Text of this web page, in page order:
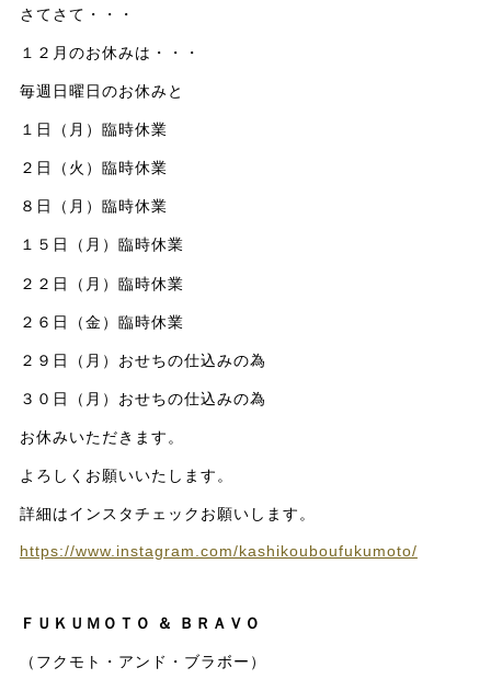
さてさて・・・
１２月のお休みは・・・
毎週日曜日のお休みと
１日（月）臨時休業
２日（火）臨時休業
８日（月）臨時休業
１５日（月）臨時休業
２２日（月）臨時休業
２６日（金）臨時休業
２９日（月）おせちの仕込みの為
３０日（月）おせちの仕込みの為
お休みいただきます。
よろしくお願いいたします。
詳細はインスタチェックお願いします。
https://www.instagram.com/kashikouboufukumoto/
ＦＵＫＵＭＯＴＯ ＆ ＢＲＡＶＯ
（フクモト・アンド・ブラボー）